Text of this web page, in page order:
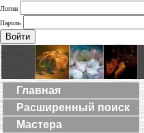
Логин
Пароль
Войти
Главная
Расширенный поиск
Мастера